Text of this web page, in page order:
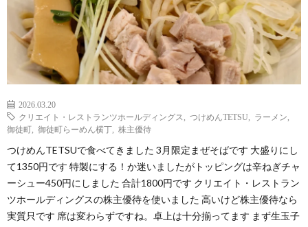
2026.03.20
クリエイト・レストランツホールディングス
つけめんTETSU ラーメン
御徒町
御徒町らーめん横丁 株主優待
つけめんTETSUで食べてきました 3月限定まぜそばです 大盛りにし
て1350円です 特製にする！か迷いましたがトッピングは辛ねぎチャ
ーシュー450円にしました 合計1800円です クリエイト・レストラン
ツホールディングスの株主優待を使いました 高いけど株主優待なら
実質只です 席は変わらずですね。卓上は十分揃ってます まず生玉子